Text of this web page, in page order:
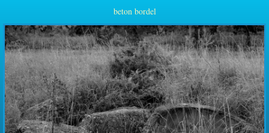
beton bordel